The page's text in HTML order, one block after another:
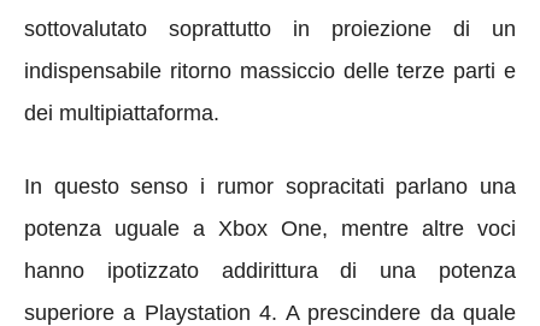
sottovalutato soprattutto in proiezione di un
indispensabile ritorno massiccio delle terze parti e
dei multipiattaforma.
In questo senso i rumor sopracitati parlano una
potenza uguale a Xbox One, mentre altre voci
hanno ipotizzato addirittura di una potenza
superiore a Playstation 4. A prescindere da quale